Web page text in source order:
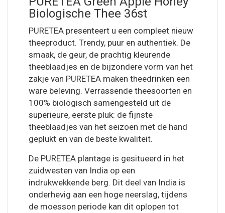
Biologische Thee 36st
PURETEA presenteert u een compleet nieuw
theeproduct. Trendy, puur en authentiek. De
smaak, de geur, de prachtig kleurende
theeblaadjes en de bijzondere vorm van het
zakje van PURETEA maken theedrinken een
ware beleving. Verrassende theesoorten en
100% biologisch samengesteld uit de
superieure, eerste pluk: de fijnste
theeblaadjes van het seizoen met de hand
geplukt en van de beste kwaliteit.
De PURETEA plantage is gesitueerd in het
zuidwesten van India op een
indrukwekkende berg. Dit deel van India is
onderhevig aan een hoge neerslag, tijdens
de moesson periode kan dit oplopen tot